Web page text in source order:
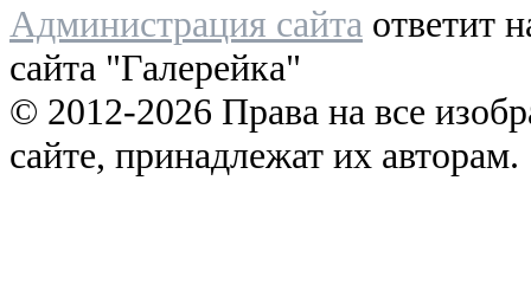
Администрация сайта ответит
сайта "Галерейка"
© 2012-2026 Права на все
сайте, принадлежат их авторам.